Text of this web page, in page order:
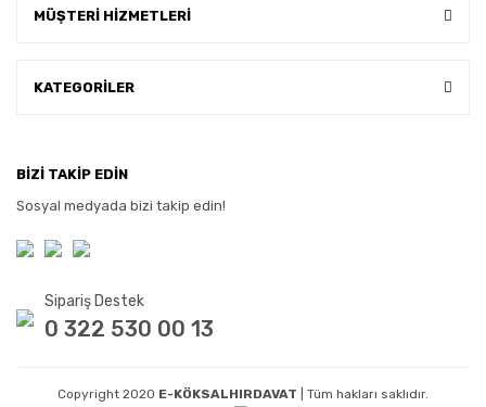
MÜŞTERİ HİZMETLERİ
KATEGORİLER
BİZİ TAKİP EDİN
Sosyal medyada bizi takip edin!
Sipariş Destek
0 322 530 00 13
Copyright 2020 E-KÖKSALHIRDAVAT | Tüm hakları saklıdır.